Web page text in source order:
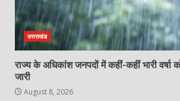
उत्तराखंड
राज्य के अधिकांश जनपदों में कहीं-कहीं भारी वर्षा
जारी
August 8, 2026